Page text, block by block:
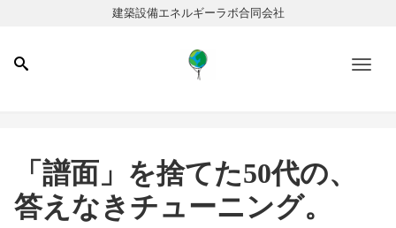
建築設備エネルギーラボ合同会社
「譜面」を捨てた50代の、
答えなきチューニング。